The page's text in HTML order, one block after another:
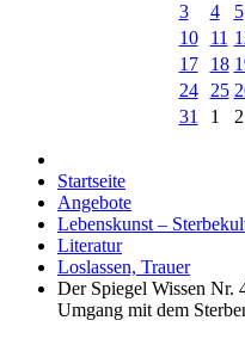
3
4 5
10
11
17
18
24
25
31
1 2
Startseite
Angebote
Lebenskunst –
Literatur
Loslassen, Trauer
Der Spiegel Wissen Nr.
Umgang mit dem